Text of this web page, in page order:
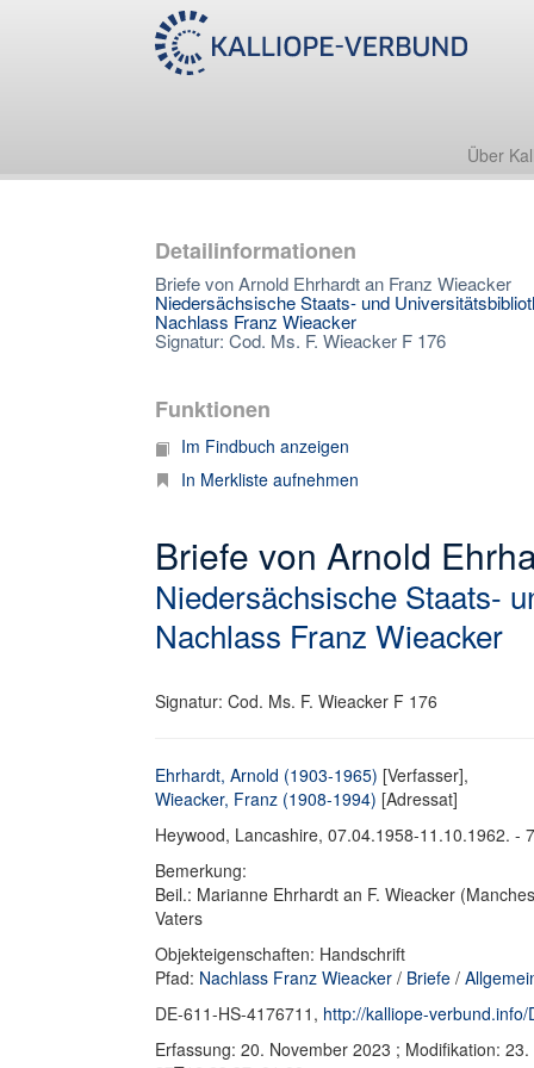
Über
Detailinformationen
Briefe von Arnold Ehrhardt an Franz Wieacker
Niedersächsische Staats- und
Nachlass Franz Wieacker
Signatur: Cod. Ms. F. Wieacker F 176
Funktionen
Im Findbuch anzeigen
In Merkliste aufnehmen
Briefe von Arnold
Niedersächsische Staats-
Nachlass Franz Wieacker
Signatur: Cod. Ms. F. Wieacker F 176
Ehrhardt, Arnold (1903-1965) [Verfasser],
Wieacker, Franz (1908-1994) [Adressat]
Heywood, Lancashire, 07.04.1958-11.10.1962. -
Bemerkung:
Beil.: Marianne Ehrhardt an F. Wieacker
Vaters
Objekteigenschaften: Handschrift
Pfad: Nachlass Franz Wieacker / Briefe /
DE-611-HS-4176711, http://kalliope-
Erfassung: 20. November 2023 ; Modifikation: